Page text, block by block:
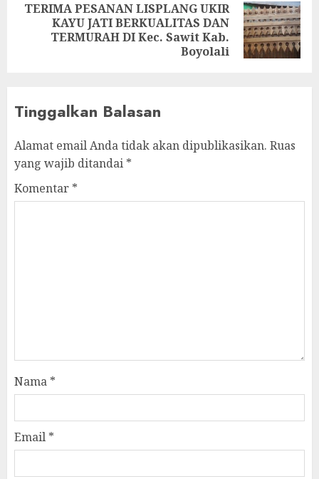
TERIMA PESANAN LISPLANG UKIR
KAYU JATI BERKUALITAS DAN
TERMURAH DI Kec. Sawit Kab.
Boyolali
Tinggalkan Balasan
Alamat email Anda tidak akan dipublikasikan. Ruas
yang wajib ditandai *
Komentar *
Nama *
Email *